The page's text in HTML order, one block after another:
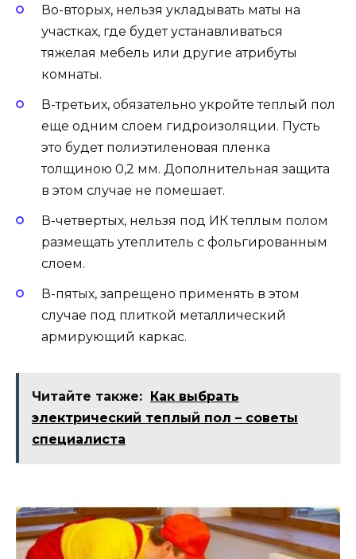
Во-вторых, нельзя укладывать маты на
участках, где будет устанавливаться
тяжелая мебель или другие атрибуты
комнаты.
В-третьих, обязательно укройте теплый пол
еще одним слоем гидроизоляции. Пусть
это будет полиэтиленовая пленка
толщиною 0,2 мм. Дополнительная защита
в этом случае не помешает.
В-четвертых, нельзя под ИК теплым полом
размещать утеплитель с фольгированным
слоем.
В-пятых, запрещено применять в этом
случае под плиткой металлический
армирующий каркас.
Читайте также:
Как выбрать
электрический теплый пол – советы
специалиста